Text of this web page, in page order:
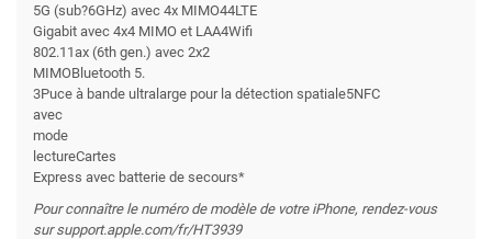
5G (sub?6GHz) avec 4x MIMO44LTE
Gigabit avec 4x4 MIMO et LAA4Wifi
802.11ax (6th gen.) avec 2x2
MIMOBluetooth 5.
3Puce à bande ultralarge pour la détection spatiale5NFC
avec
mode
lectureCartes
Express avec batterie de secours*
Pour connaître le numéro de modèle de votre iPhone, rendez-vous
sur support.apple.com/fr/HT3939